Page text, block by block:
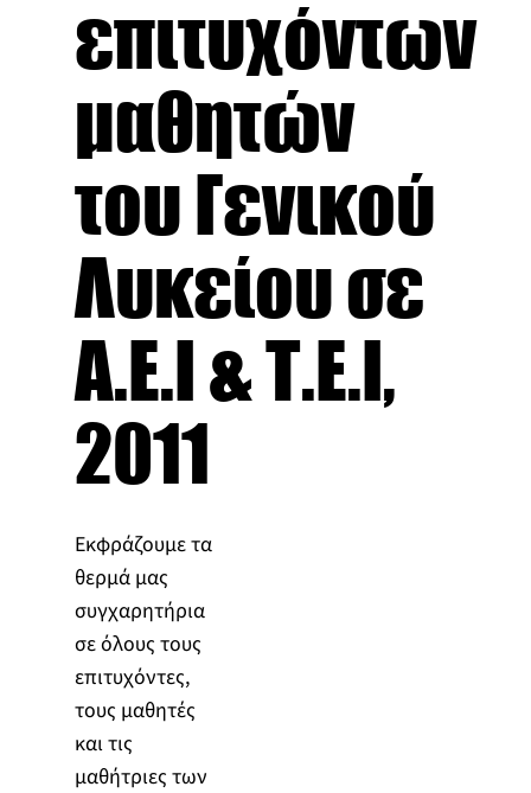
επιτυχόντων
μαθητών
του Γενικού
Λυκείου σε
Α.Ε.Ι & Τ.Ε.Ι,
2011
Εκφράζουμε τα
θερμά μας
συγχαρητήρια
σε όλους τους
επιτυχόντες,
τους μαθητές
και τις
μαθήτριες των